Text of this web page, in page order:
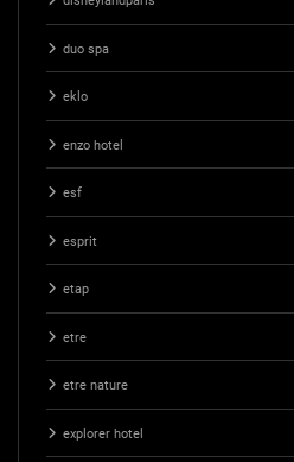
duo spa
eklo
enzo hotel
esf
esprit
etap
etre
etre nature
explorer hotel